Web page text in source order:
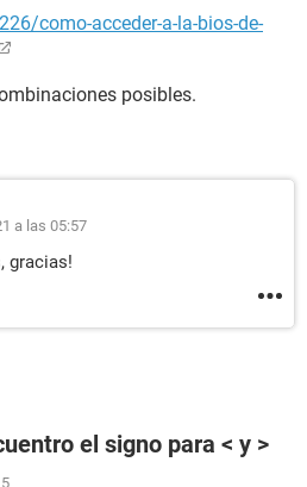
como-acceder-a-la-bios-de-
posibles.
a las 05:57
gracias!
el signo para < y >